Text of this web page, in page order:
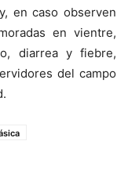
en caso observen
en vientre,
diarrea y fiebre,
del campo